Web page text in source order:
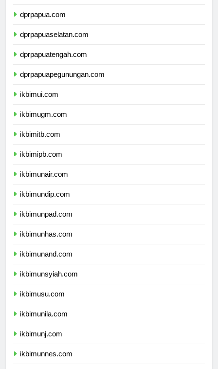
dprpapua.com
dprpapuaselatan.com
dprpapuatengah.com
dprpapuapegunungan.com
ikbimui.com
ikbimugm.com
ikbimitb.com
ikbimipb.com
ikbimunair.com
ikbimundip.com
ikbimunpad.com
ikbimunhas.com
ikbimunand.com
ikbimunsyiah.com
ikbimusu.com
ikbimunila.com
ikbimunj.com
ikbimunnes.com